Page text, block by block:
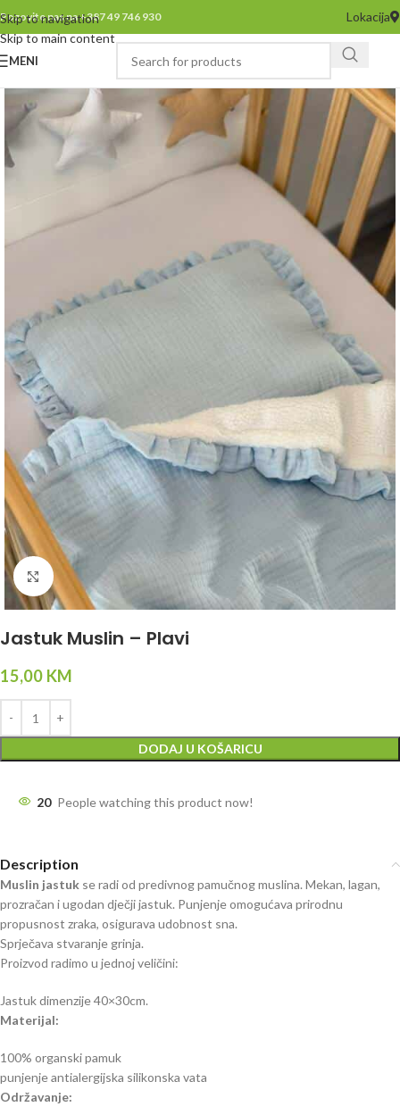
Skip to navigation
Skip to main content
Pozovite nas na +387 49 746 930 Lokacija
MENI
Click to enlarge
Jastuk Muslin – Plavi
15,00 KM
DODAJ U KOŠARICU
20 People watching this product now!
Description
Muslin jastuk se radi od predivnog pamučnog muslina. Mekan, lagan,
prozračan i ugodan dječji jastuk. Punjenje omogućava prirodnu
propusnost zraka, osigurava udobnost sna.
Sprječava stvaranje grinja.
Proizvod radimo u jednoj veličini:
Jastuk dimenzije 40×30cm.
Materijal:
100% organski pamuk
punjenje antialergijska silikonska vata
Održavanje: